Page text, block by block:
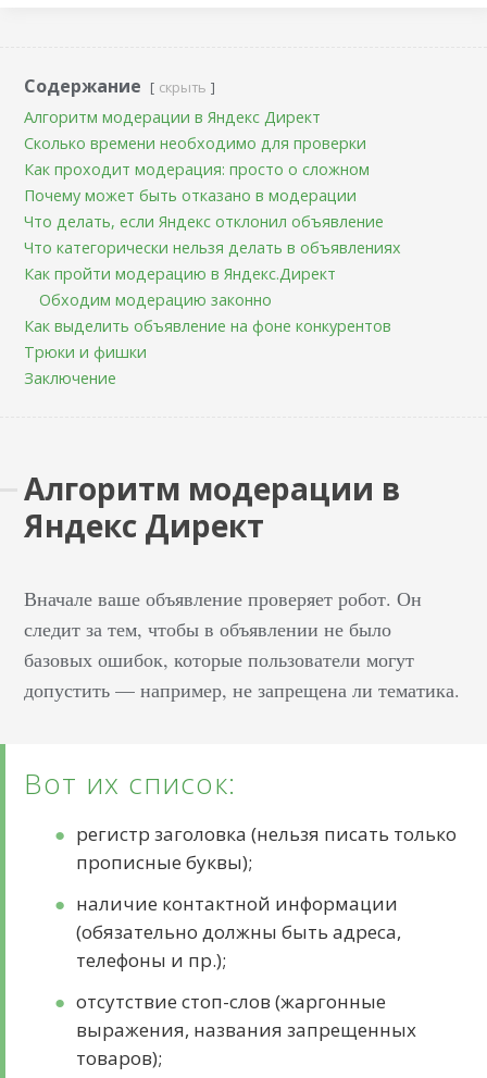
Содержание скрыть
Алгоритм модерации в Яндекс Директ
Сколько времени необходимо для проверки
Как проходит модерация: просто о сложном
Почему может быть отказано в модерации
Что делать, если Яндекс отклонил объявление
Что категорически нельзя делать в объявлениях
Как пройти модерацию в Яндекс.Директ
Обходим модерацию законно
Как выделить объявление на фоне конкурентов
Трюки и фишки
Заключение
Алгоритм модерации в
Яндекс Директ
Вначале ваше объявление проверяет робот. Он
следит за тем, чтобы в объявлении не было
базовых ошибок, которые пользователи могут
допустить — например, не запрещена ли тематика.
Вот их список:
регистр заголовка (нельзя писать только
прописные буквы);
наличие контактной информации
(обязательно должны быть адреса,
телефоны и пр.);
отсутствие стоп-слов (жаргонные
выражения, названия запрещенных
товаров);